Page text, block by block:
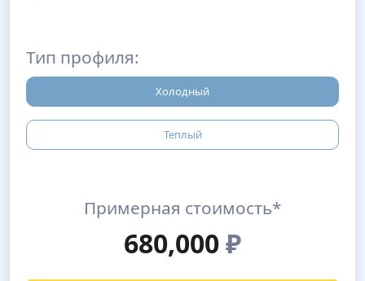
Тип профиля:
Холодный
Теплый
Примерная стоимость*
680,000₽